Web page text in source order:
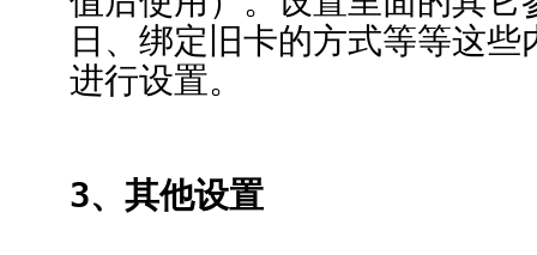
日、绑定旧卡的方式等等这
进行设置。
3、其他设置